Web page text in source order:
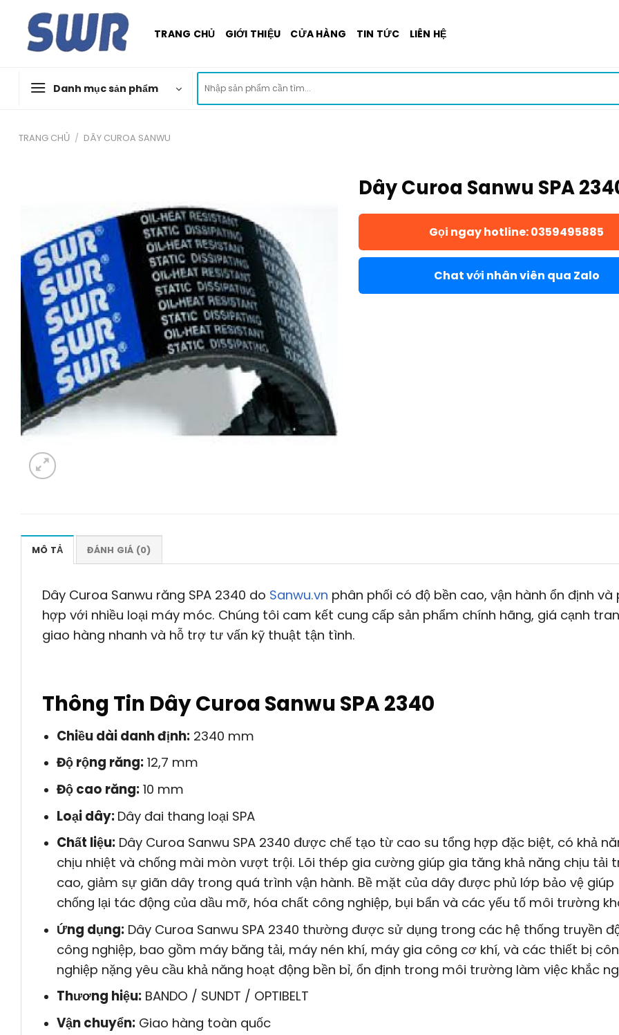
content
TRANG CHỦ GIỚI THIỆU CỬA HÀNG TIN TỨC LIÊN HỆ
Danh mục sản phẩm
kiếm:
TRANG CHỦ / DÂY CUROA SANWU
Dây Curoa Sanwu SPA
Gọi ngay hotline: 0359495885
Chat với nhân viên qua Zalo
MÔ TẢ ĐÁNH GIÁ (0)
Dây Curoa Sanwu răng SPA 2340 do Sanwu.vn phân phối có độ bền cao, vận hành ổn định và
hợp với nhiều loại máy móc. Chúng tôi cam kết cung cấp sản phẩm chính hãng, giá cạnh
giao hàng nhanh và hỗ trợ tư vấn kỹ thuật tận tình.
Thông Tin Dây Curoa Sanwu SPA 2340
Chiều dài danh định:2340 mm
Độ rộng răng:12,7 mm
Độ cao răng:10 mm
Loại dây: Dây đai thang loại SPA
Chất liệu:Dây Curoa Sanwu SPA 2340 được chế tạo từ cao su tổng hợp đặc biệt, có khả
chịu nhiệt và chống mài mòn vượt trội. Lõi thép gia cường giúp gia tăng khả năng chịu tải
cao, giảm sự giãn dây trong quá trình vận hành. Bề mặt của dây được phủ lớp bảo vệ giúp
chống lại tác động của dầu mỡ, hóa chất công nghiệp, bụi bẩn và các yếu tố môi trường
Ứng dụng:Dây Curoa Sanwu SPA 2340 thường được sử dụng trong các hệ thống truyền
công nghiệp, bao gồm máy băng tải, máy nén khí, máy gia công cơ khí, và các thiết bị
nghiệp nặng yêu cầu khả năng hoạt động bền bỉ, ổn định trong môi trường làm việc khắc
Thương hiệu:BANDO / SUNDT / OPTIBELT
Vận chuyển:Giao hàng toàn quốc